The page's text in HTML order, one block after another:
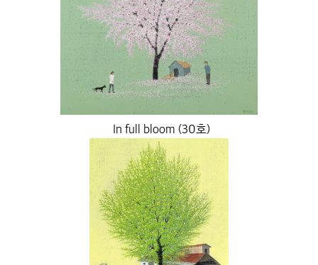
In full bloom (30호)